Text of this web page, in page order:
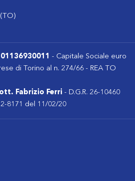
- Capitale Sociale euro
di Torino al n. 274/66 - REA TO
Fabrizio Ferri - D.G.R. 26-10460
8171 del 11/02/20